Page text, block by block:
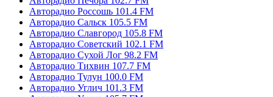
Авторадио Россошь 101.4 FM
Авторадио Сальск 105.5 FM
Авторадио Славгород 105.8 FM
Авторадио Советский 102.1 FM
Авторадио Сухой Лог 98.2 FM
Авторадио Тихвин 107.7 FM
Авторадио Тулун 100.0 FM
Авторадио Углич 101.3 FM